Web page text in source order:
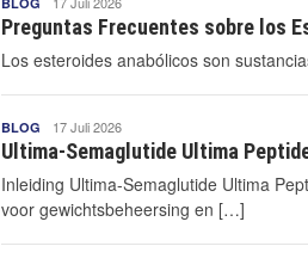
Mnctvano2
Preguntas Frecuentes sobre los
Los esteroides anabólicos son
BLOG Mnctvano2
Mnctvano2
17 Juli 2026
Ultima-Semaglutide Ultima
Inleiding Ultima-Semaglutide Ultima
voor gewichtsbeheersing en […]